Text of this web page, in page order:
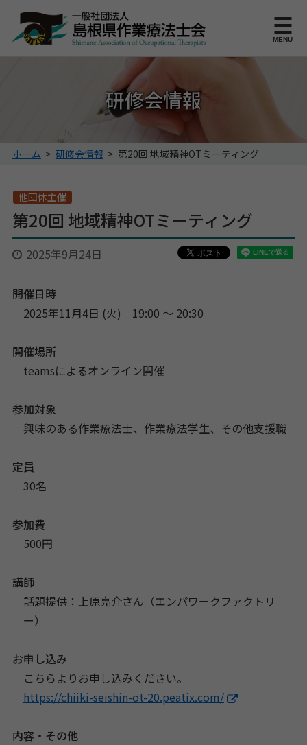
このページの本文へ
MENU
研修会情報
こ
ー
ジ
の
位
置:
ホーム > 研修会情報 > 第20回 地域精神OTミーティング
他団体主催
第20回 地域精神OTミーティング
2025年9月24日
開催日時
2025年11月4日 (火) 19:00 〜 20:30
開催場所
teamsによるオンライン開催
参加対象
興味のある作業療法士、作業療法学生、その他支援職
定員
30名
参加費
500円
講師
話題提供：上原亮介さん（エンパワークファクトリ
ー）
お申し込み
こちらよりお申し込みください。
https://chiiki-seishin-ot-20.peatix.com/
内容・その他